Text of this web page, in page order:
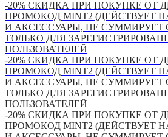
-20% СКИДКА ПРИ ПОКУПКЕ ОТ
ПРОМОКОД MINT2 (ДЕЙСТВУЕТ
И АКСЕССУАРЫ, НЕ СУММИРУЕТ
ТОЛЬКО ДЛЯ
ПОЛЬЗОВАТЕЛЕЙ
-20% СКИДКА ПРИ ПОКУПКЕ ОТ
ПРОМОКОД MINT2 (ДЕЙСТВУЕТ
И АКСЕССУАРЫ, НЕ СУММИРУЕТ
ТОЛЬКО ДЛЯ
ПОЛЬЗОВАТЕЛЕЙ
-20% СКИДКА ПРИ ПОКУПКЕ ОТ
ПРОМОКОД MINT2 (ДЕЙСТВУЕТ